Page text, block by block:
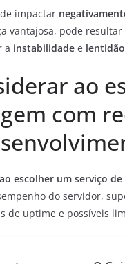
impactar
vantajosa, pode resultar
a instabilidade e lentidão
ao
com
escolher um serviço
do servidor,
de uptime e possíveis